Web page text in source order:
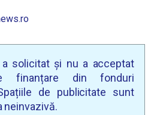
a solicitat și nu a acceptat
finanțare din fonduri
de publicitate sunt
neinvazivă.